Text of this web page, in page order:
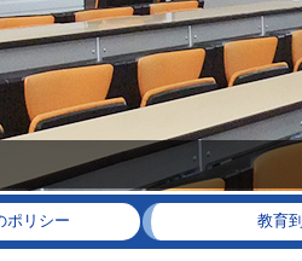
ポリシー 教育